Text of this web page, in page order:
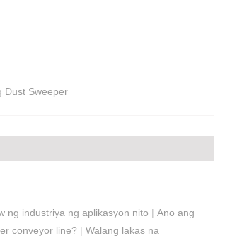
Dust Sweeper
ng industriya ng aplikasyon nito | Ano ang
conveyor line? | Walang lakas na